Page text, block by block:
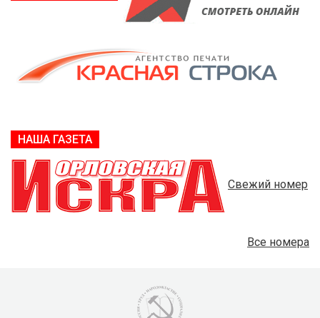
НАША ГАЗЕТА
Свежий номер
Все номера